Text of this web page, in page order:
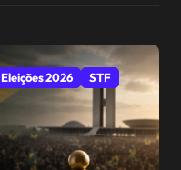
Eleições 2026 STF